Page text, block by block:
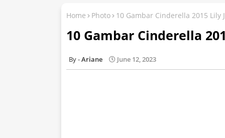
Home Photo 10 Gambar Cinderella 2015 Lily
10 Gambar Cinderella
Ariane June 12, 2023